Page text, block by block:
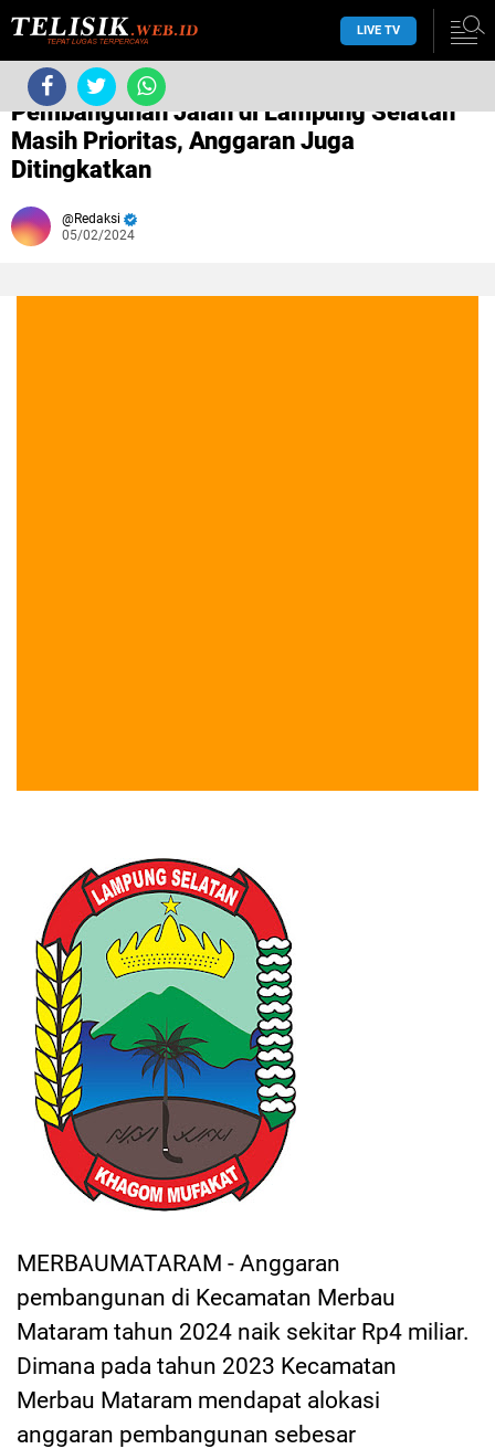
LIVE TV
›Tanpa label ›
Pembangunan Jalan di Lampung Selatan
Masih Prioritas, Anggaran Juga
Ditingkatkan
Redaksi
05/02/2024
MERBAUMATARAM - Anggaran
pembangunan di Kecamatan Merbau
Mataram tahun 2024 naik sekitar Rp4 miliar.
Dimana pada tahun 2023 Kecamatan
Merbau Mataram mendapat alokasi
anggaran pembangunan sebesar